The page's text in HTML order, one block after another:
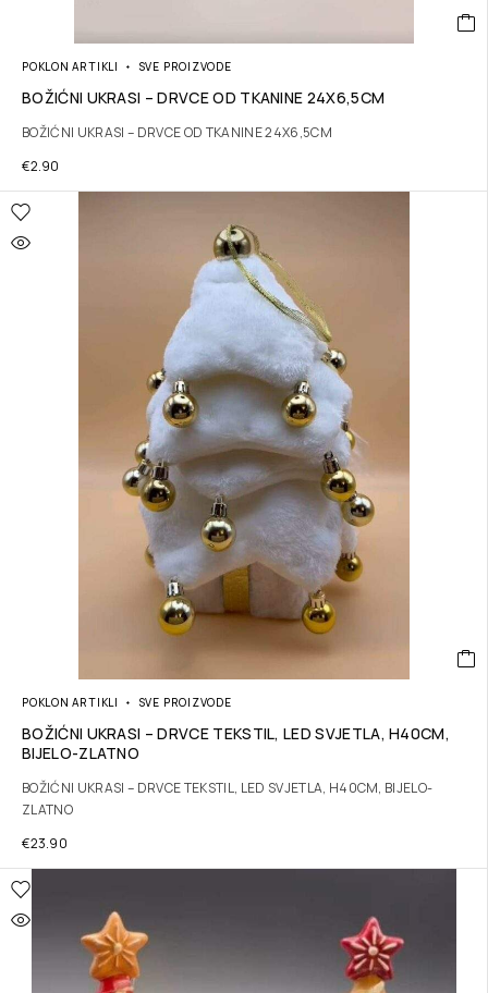
POKLON ARTIKLI SVE PROIZVODE
BOŽIĆNI UKRASI – DRVCE OD TKANINE 24X6,5CM
BOŽIĆNI UKRASI – DRVCE OD TKANINE 24X6,5CM
€2.90
POKLON ARTIKLI SVE PROIZVODE
BOŽIĆNI UKRASI – DRVCE TEKSTIL, LED SVJETLA, H40CM,
BIJELO-ZLATNO
BOŽIĆNI UKRASI – DRVCE TEKSTIL, LED SVJETLA, H40CM, BIJELO-
ZLATNO
€23.90